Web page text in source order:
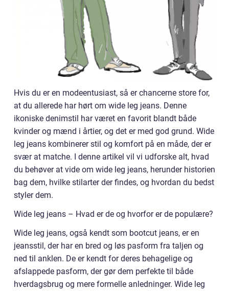
Hvis du er en modeentusiast, så er chancerne store for,
at du allerede har hørt om wide leg jeans. Denne
ikoniske denimstil har været en favorit blandt både
kvinder og mænd i årtier, og det er med god grund. Wide
leg jeans kombinerer stil og komfort på en måde, der er
svær at matche. I denne artikel vil vi udforske alt, hvad
du behøver at vide om wide leg jeans, herunder historien
bag dem, hvilke stilarter der findes, og hvordan du bedst
styler dem.
Wide leg jeans – Hvad er de og hvorfor er de populære?
Wide leg jeans, også kendt som bootcut jeans, er en
jeansstil, der har en bred og løs pasform fra taljen og
ned til anklen. De er kendt for deres behagelige og
afslappede pasform, der gør dem perfekte til både
hverdagsbrug og mere formelle anledninger. Wide leg